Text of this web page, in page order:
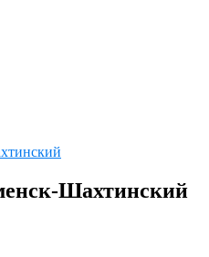
Шахтинский